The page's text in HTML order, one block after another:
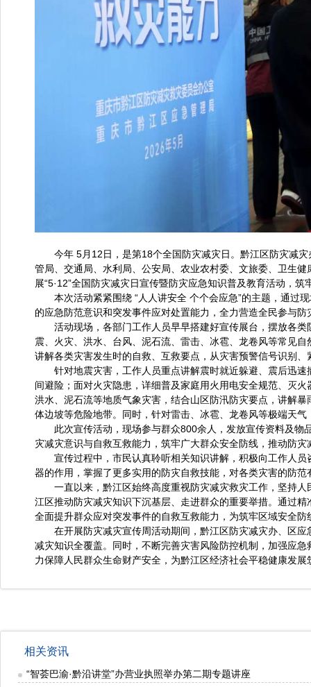
今年 5月12日，是第18个全国防灾减灾日。黔江区防灾减
管局、交通局、水利局、公安局、农业农村委、文旅委、卫生
展“5·12”全国防灾减灾日宣传暨防灾应急知识普及教育活动，筑
本次活动紧紧围绕 “人人讲安全 个个会应急”的主题，通过
的应急防范意识和突发事件应对处置能力，全力营造全民参与
活动现场，各部门工作人员早早搭建好宣传展台，摆放各
震、火灾、洪水、台风、泥石流、雷击、冰雹、龙卷风等常见
讲解各类灾害发生时的自救、互救要点，从灾害预警信号识别
针对地震灾害，工作人员重点讲解震时就近躲避、震后迅
间避险；面对火灾隐患，详细普及家庭用火用电安全规范、灭
洪水、泥石流等地质气象灾害，结合山区防汛防灾要点，讲解
体边坡等危险地带。同时，针对雷击、冰雹、龙卷风等极端天
此次宣传活动，现场参与群众800余人，发放宣传资料及
灾减灾意识与自救互救能力，筑牢广大群众安全防线，推动防
宣传过程中，市民认真聆听相关知识讲解，积极向工作人
器的作用，掌握了更多实用的防灾自救技能，对各类灾害的防
一直以来，黔江区始终高度重视防灾减灾救灾工作，坚持
江区推动防灾减灾知识下沉基层、走进群众的重要举措。通过
全面提升群众应对突发事件的自救互救能力，为筑牢区域安全
在开展防灾减灾宣传周活动期间，黔江区防灾减灾办、区
减灾知识全覆盖。同时，不断完善灾害风险防控机制，加强应
力保障人民群众生命财产安全，为黔江区经济社会平稳健康发
相关资讯
“智荟巴渝·黔沿讲堂”办营业执照举办第二期专题讲座